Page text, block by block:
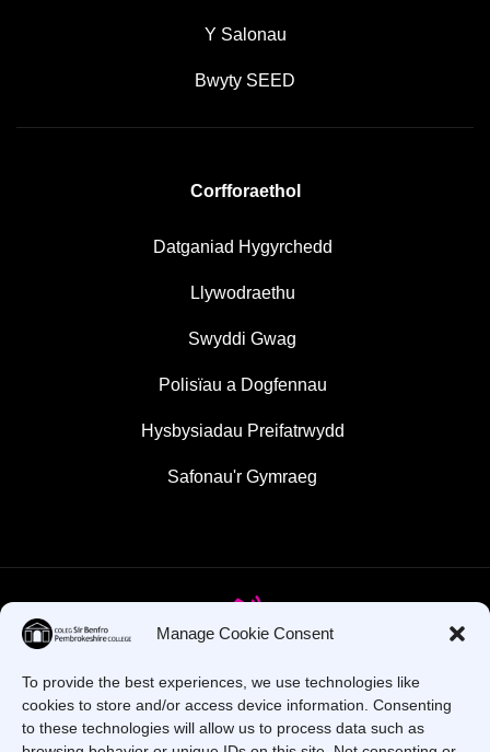
Manage Cookie Consent
To provide the best experiences, we use technologies like
cookies to store and/or access device information. Consenting
to these technologies will allow us to process data such as
Y Salonau
Bwyty SEED
Corfforaethol
Datganiad Hygyrchedd
Llywodraethu
Swyddi Gwag
Polisïau a Dogfennau
Hysbysiadau Preifatrwydd
Safonau'r Gymraeg
Oes gennych chi gwestiynau? Ffoniwch ni!